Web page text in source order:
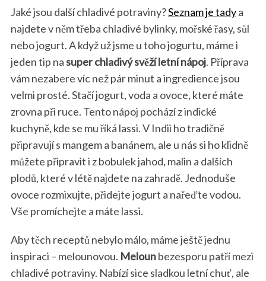
Jaké jsou další chladivé potraviny?Seznam je tadya
najdete v něm třeba chladivé bylinky, mořské řasy, sůl
nebo jogurt. A když už jsme u toho jogurtu, máme i
jeden tip nasuper chladivý svěží letní nápoj. Příprava
vám nezabere víc než pár minut a ingredience jsou
velmi prosté. Stačí jogurt, voda a ovoce, které máte
zrovna při ruce. Tento nápoj pochází z indické
kuchyně, kde se mu říká lassi. V Indii ho tradičně
připravují s mangem a banánem, ale u nás si ho klidně
můžete připravit i z bobulek jahod, malin a dalších
plodů, které v létě najdete na zahradě. Jednoduše
ovoce rozmixujte, přidejte jogurt a nařeďte vodou.
Vše promíchejte a máte lassi.
Aby těch receptů nebylo málo, máme ještě jednu
inspiraci – melounovou. Melounbezesporu patří mezi
chladivé potraviny. Nabízí sice sladkou letní chuť, ale